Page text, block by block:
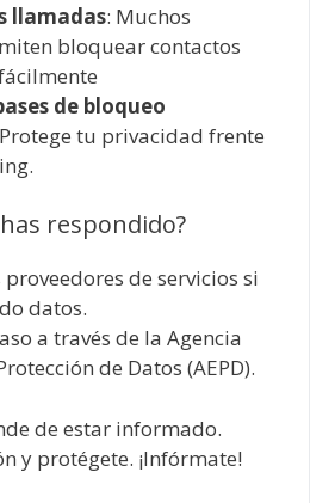
llamadas: Muchos
bloquear contactos
de bloqueo
tu privacidad frente
respondido?
de servicios si
datos.
a través de la Agencia
de Datos (AEPD).
de estar informado.
y protégete. ¡Infórmate!